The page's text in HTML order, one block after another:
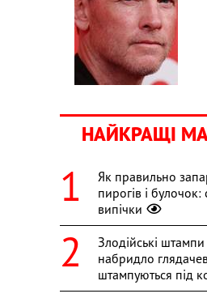
НАЙКРАЩІ
Як правильно
пирогів і
випічки
Злодійські
набридло
штампуються під